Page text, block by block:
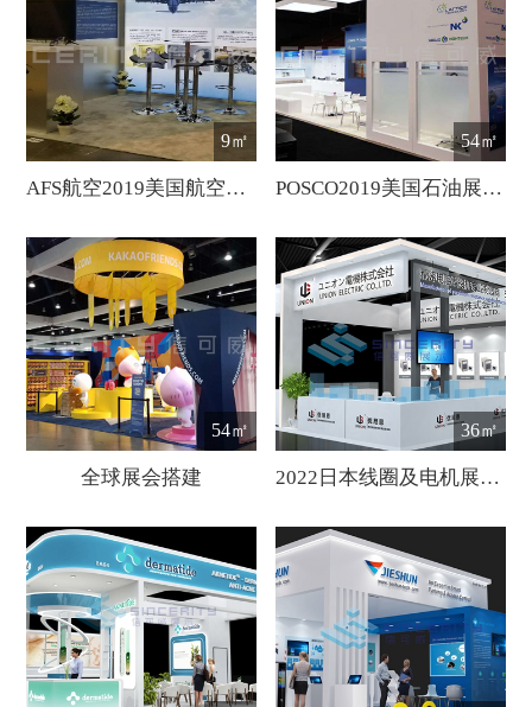
9㎡
AFS航空2019美国航空展展会设计
54㎡
POSCO2019美国石油展展会设计
54㎡
全球展会搭建
36㎡
2022日本线圈及电机展览会